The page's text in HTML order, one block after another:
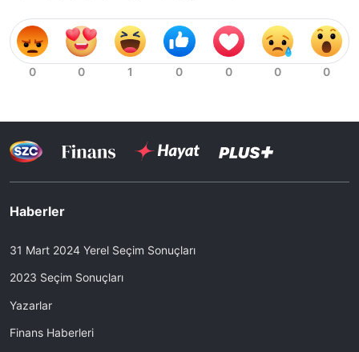
Haberler
31 Mart 2024 Yerel Seçim Sonuçları
2023 Seçim Sonuçları
Yazarlar
Finans Haberleri